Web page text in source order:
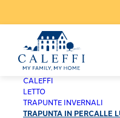
CALEFFI
LETTO
TRAPUNTE INVERNALI
TRAPUNTA IN PERCALLE